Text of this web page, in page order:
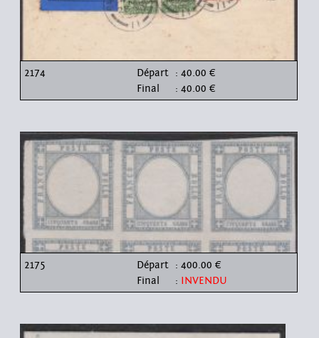
2174 Départ : 40.00 €
Final
: 40.00 €
2175 Départ : 400.00 €
Final
: INVENDU